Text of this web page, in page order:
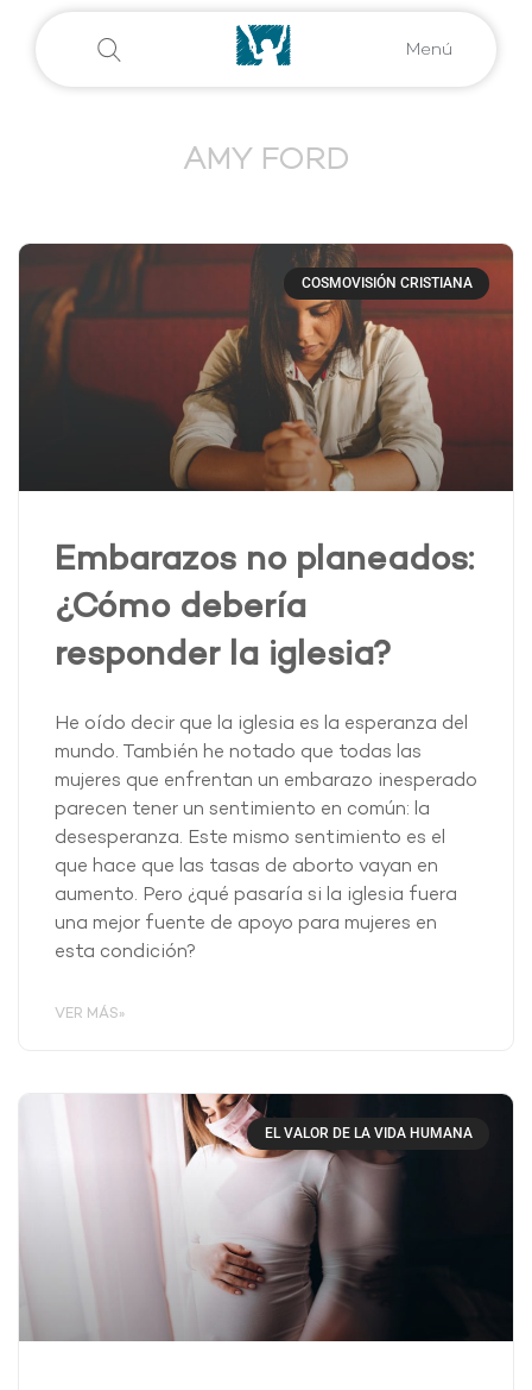
Menú
AMY FORD
COSMOVISIÓN CRISTIANA
Embarazos no planeados:
¿Cómo debería
responder la iglesia?
He oído decir que la iglesia es la esperanza del
mundo. También he notado que todas las
mujeres que enfrentan un embarazo inesperado
parecen tener un sentimiento en común: la
desesperanza. Este mismo sentimiento es el
que hace que las tasas de aborto vayan en
aumento. Pero ¿qué pasaría si la iglesia fuera
una mejor fuente de apoyo para mujeres en
esta condición?
VER MÁS»
EL VALOR DE LA VIDA HUMANA